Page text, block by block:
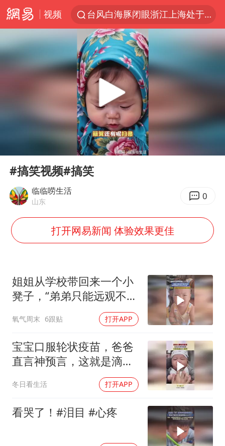
视频
台风白海豚闭眼浙江上海处于危险半圆
浙江台州《告全体市民书》
张本智和：零封向鹏不意外
22岁女生独闯南太行失联12天
用AI造出新病毒意味着什么
刘伟任延安市委常委、市纪委书记
泰国校园枪击事件已致8死30余伤
习近平心系体育强国建设
Play
#搞笑视频#搞笑
临临唠生活
山东 0
打开网易新闻 体验效果更佳
姐姐从学校带回来一个小
凳子，“弟弟只能远观不能
近玩焉，看到姐姐走过来
立马让座”
氧气周末 6跟贴 打开APP
宝宝口服轮状疫苗，爸爸
直言神预言，这就是滴水
冬日看生活 打开APP
看哭了！#泪目 #心疼